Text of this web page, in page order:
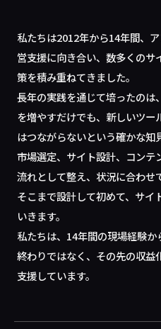
私たちは2012年から14年間、
営支援に向き合い、数多くの
策を積み重ねてきました。
長年の実践を通じて培ったの
を増やすだけでも、新しいツ
はつながらないという確かな知
市場選定、サイト設計、コンテ
流れとして整え、状況に合わせ
そこまで設計して初めて、サイ
いきます。
私たちは、14年間の現場経験
終わりではなく、その先の収益
支援しています。